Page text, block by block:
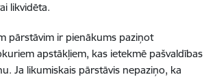
likvidēta.
pārstāvim ir pienākums paziņot
apstākļiem, kas ietekmē pašvaldības
Ja likumiskais pārstāvis nepaziņo, ka